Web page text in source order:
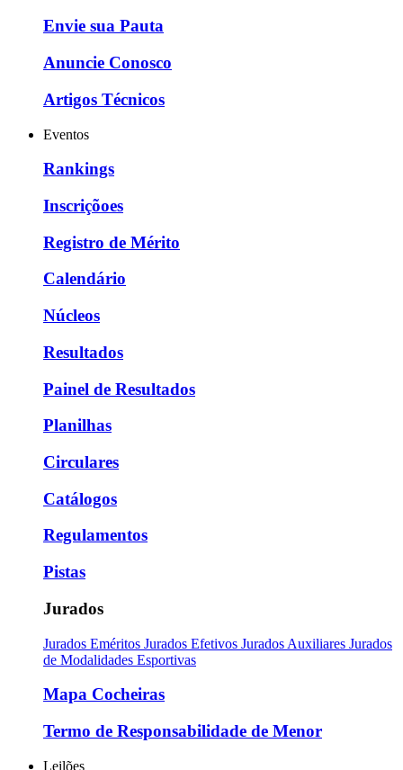
Envie sua Pauta
Anuncie Conosco
Artigos Técnicos
Eventos
Rankings
Inscriçõoes
Registro de Mérito
Calendário
Núcleos
Resultados
Painel de Resultados
Planilhas
Circulares
Catálogos
Regulamentos
Pistas
Jurados
Jurados Eméritos Jurados Efetivos Jurados Auxiliares Jurados
de Modalidades Esportivas
Mapa Cocheiras
Termo de Responsabilidade de Menor
Leilões